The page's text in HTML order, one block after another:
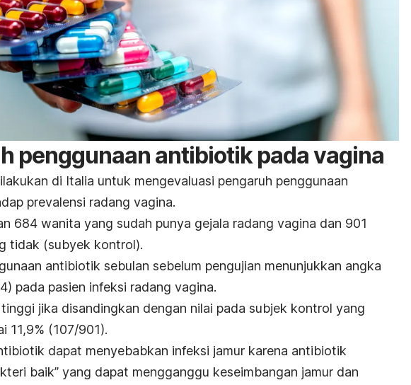
penggunaan antibiotik pada vagina
di Italia untuk mengevaluasi pengaruh penggunaan
prevalensi radang vagina.
684 wanita yang sudah punya gejala radang vagina dan 901
tidak (subyek kontrol).
antibiotik sebulan sebelum pengujian menunjukkan angka
pada pasien infeksi radang vagina.
jika disandingkan dengan nilai pada subjek kontrol yang
11,9% (107/901).
dapat menyebabkan infeksi jamur karena antibiotik
baik” yang dapat mengganggu keseimbangan jamur dan